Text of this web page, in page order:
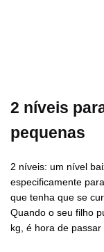
2 níveis
pequenas
2 níveis: um nível
especificamente
que tenha que se
Quando o seu filho
kg, é hora de